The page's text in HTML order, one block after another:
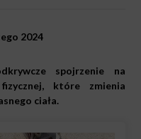
2024
spojrzenie na
które zmienia
ciała.